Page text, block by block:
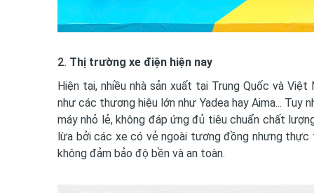
2. Thị trường xe điện hiện nay
Hiện tại, nhiều nhà sản xuất tại Trung Quốc và
như các thương hiệu lớn như Yadea hay Aima...
máy nhỏ lẻ, không đáp ứng đủ tiêu chuẩn chất
lừa bởi các xe có vẻ ngoài tương đồng nhưng
không đảm bảo độ bền và an toàn.